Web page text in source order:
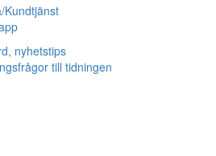
Kundtjänst
nyhetstips
till tidningen